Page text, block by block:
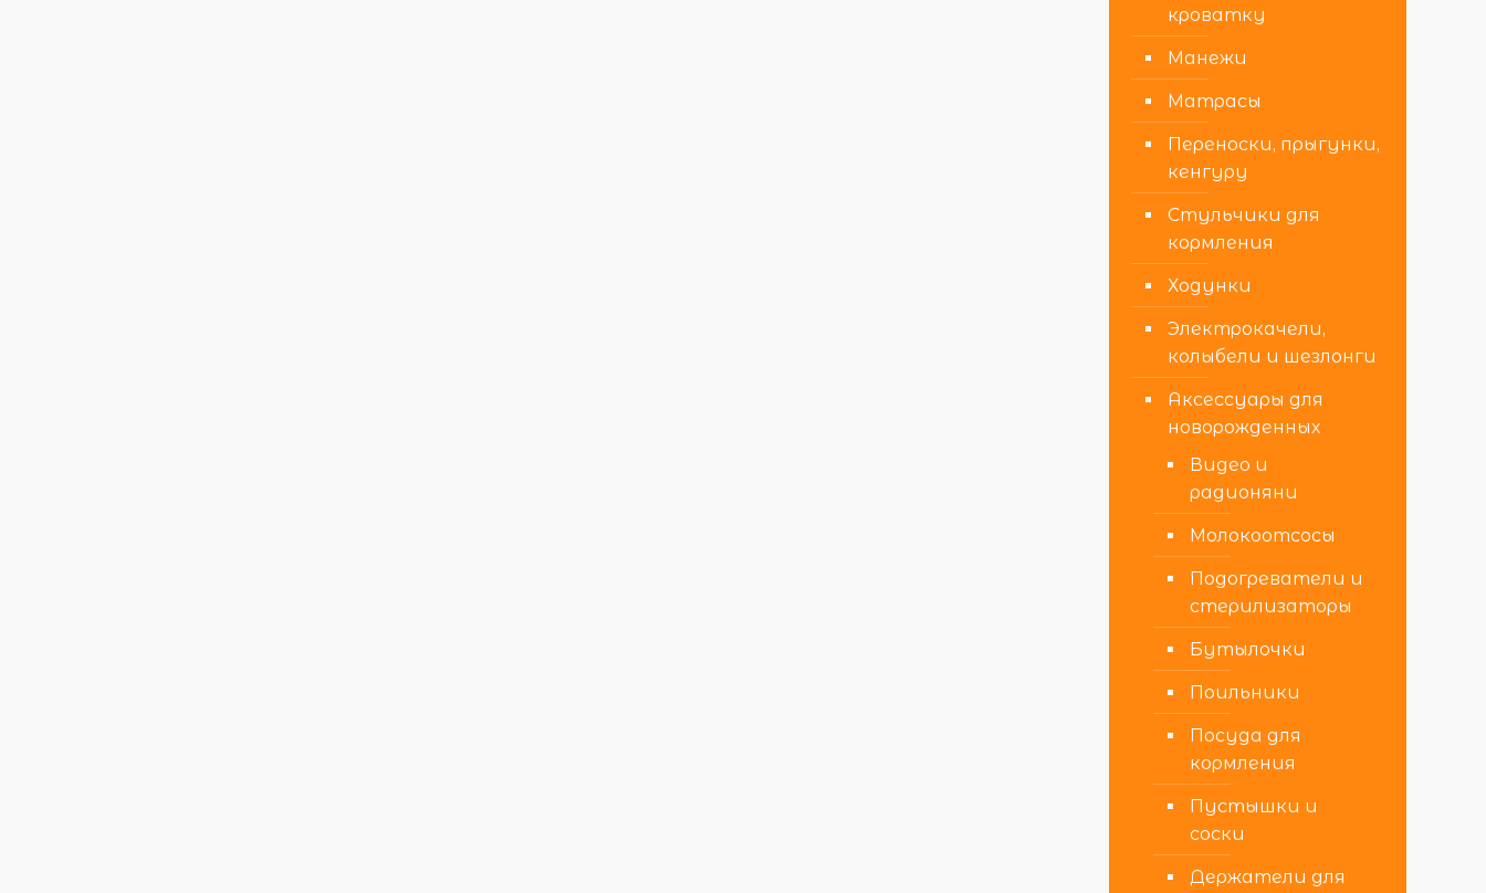
кроватку
Манежи
Матрасы
Переноски, прыгунки,
кенгуру
Стульчики для
кормления
Ходунки
Электрокачели,
колыбели и шезлонги
Аксессуары для
новорожденных
Видео и
радионяни
Молокоотсосы
Подогреватели и
стерилизаторы
Бутылочки
Поильники
Посуда для
кормления
Пустышки и
соски
Держатели для